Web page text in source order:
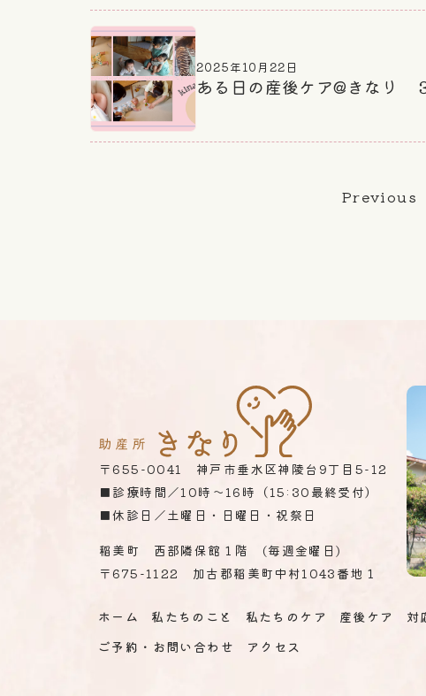
2025年10月22日
ある日の産後ケア@きなり
Previous
〒655-0041 神戸市垂水区神陵台9丁目5-12
■診療時間／10時～16時（15:30最終受付）
■休診日／土曜日・日曜日・祝祭日
稲美町 西部隣保館１階 (毎週金曜日)
〒675 -1122 加古郡稲美町中村1043番地１
ホーム 私たちのこと 私たちのケア 産後ケア 対
ご予約・お問い合わせ
アクセス